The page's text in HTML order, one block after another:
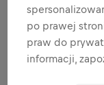
po prawej
praw do
informacji,